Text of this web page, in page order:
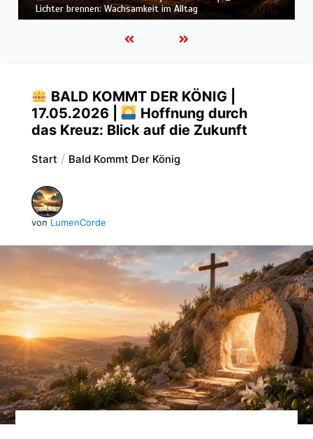
Herz: Heiligung beginnt im Inneren
BALD KOMMT DER KÖNIG |
17.05.2026 |
Hoffnung durch
das Kreuz: Blick auf die Zukunft
Start Bald Kommt Der König
von LumenCorde